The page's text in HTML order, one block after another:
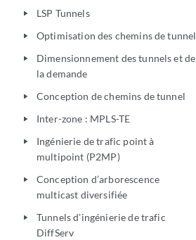
play_arrow LSP Tunnels
play_arrow Optimisation des chemins de tunnel
play_arrow
Dimensionnement des tunnels et de
la demande
play_arrow Conception de chemins de tunnel
play_arrow Inter-zone : MPLS-TE
play_arrow
Ingénierie de trafic point à
multipoint (P2MP)
play_arrow
Conception d’arborescence
multicast diversifiée
play_arrow
Tunnels d’ingénierie de trafic
DiffServ